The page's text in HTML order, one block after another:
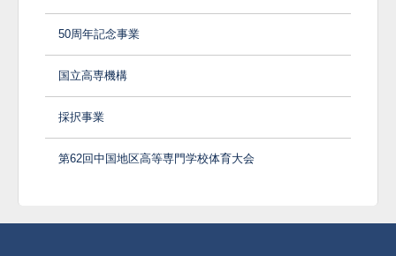
50周年記念事業
国立高専機構
採択事業
第62回中国地区高等専門学校体育大会